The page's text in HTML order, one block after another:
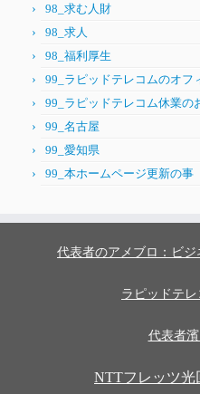
98_求む人財
98_求人
98_福利厚生
99_ラピッドテレコムのオフ
99_ラピッドテレコム休業の
99_名古屋
99_愛知県
99_本ホームページ更新の事
代表者のアメブロ：ビ
ラピッドテレ
代表者
NTTフレッツ光